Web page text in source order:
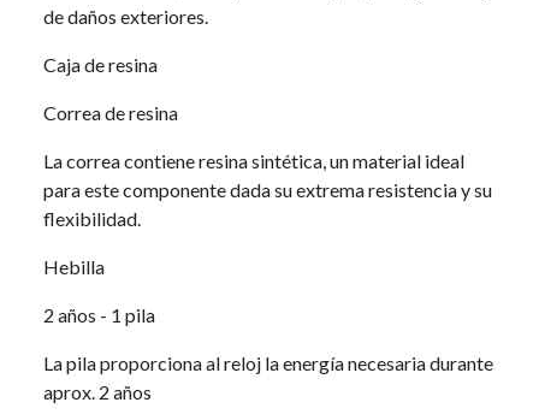
de daños exteriores.
Caja de resina
Correa de resina
La correa contiene resina sintética, un material ideal
para este componente dada su extrema resistencia y su
flexibilidad.
Hebilla
2 años - 1 pila
La pila proporciona al reloj la energía necesaria durante
aprox. 2 años